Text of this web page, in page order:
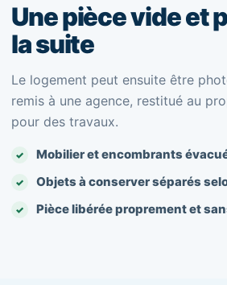
Une pièce vide et
la suite
Le logement peut ensuite être
remis à une agence, restitué au
pour des travaux.
Mobilier et encombrants
Objets à conserver séparés
Pièce libérée proprement et